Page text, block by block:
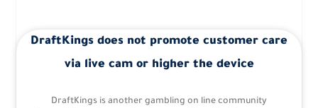
DraftKings does not promote customer care
via live cam or higher the device
DraftKings is another gambling on line community